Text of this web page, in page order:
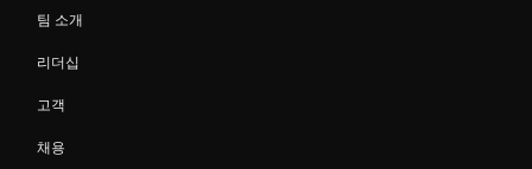
팀 소개
리더십
고객
채용